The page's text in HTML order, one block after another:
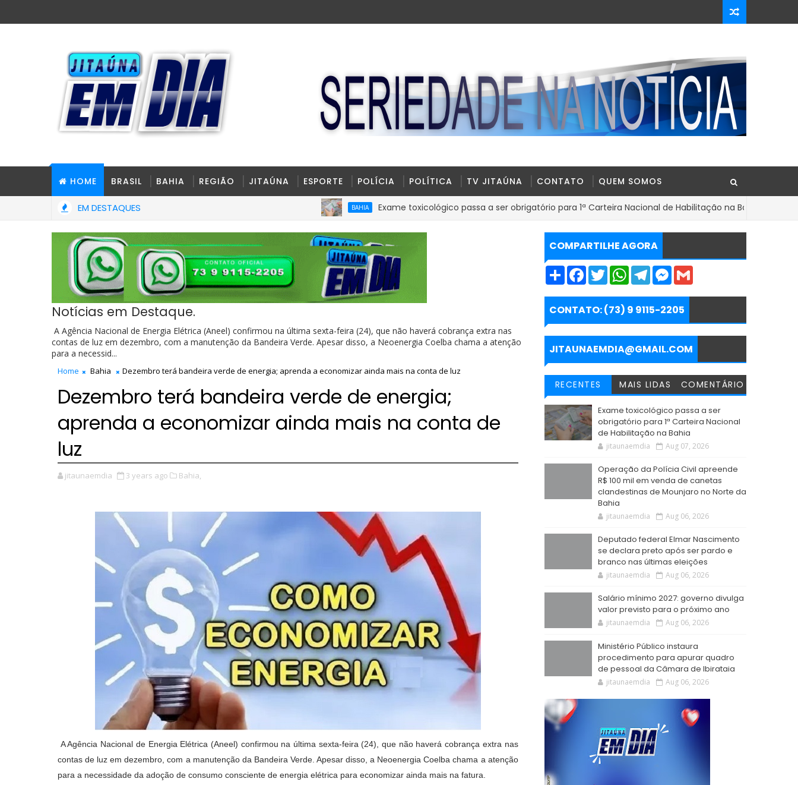
HOME BRASIL BAHIA REGIÃO JITAÚNA ESPORTE POLÍCIA POLÍTICA TV JITAÚNA CONTATO QUEM SOMOS
EM DESTAQUES Exame toxicológico passa a ser obrigatório para 1ª Carteira Nacional de Habilitação na Bahia
Notícias em Destaque.
A Agência Nacional de Energia Elétrica (Aneel) confirmou na última sexta-feira (24), que não haverá cobrança extra nas
contas de luz em dezembro, com a manutenção da Bandeira Verde. Apesar disso, a Neoenergia Coelba chama a atenção
para a necessid...
Home Bahia Dezembro terá bandeira verde de energia; aprenda a economizar ainda mais na conta de luz
Dezembro terá bandeira verde de energia;
aprenda a economizar ainda mais na conta de
luz
jitaunaemdia 3 years ago Bahia,
A Agência Nacional de Energia Elétrica (Aneel) confirmou na última sexta-feira (24), que não haverá cobrança extra nas
contas de luz em dezembro, com a manutenção da Bandeira Verde. Apesar disso, a Neoenergia Coelba chama a atenção
para a necessidade da adoção de consumo consciente de energia elétrica para economizar ainda mais na fatura.
COMPARTILHE AGORA
S
r
e
F
e
b
o
k
T
w
t
t
e
r
W
t
s
p
p
T
e
g
a
m
M
s
e
g
e
r
i
CONTATO: (73) 9 9115-2205
JITAUNAEMDIA@GMAIL.COM
RECENTES MAIS LIDAS COMENTÁRIO
Exame toxicológico passa a ser
obrigatório para 1ª Carteira Nacional
de Habilitação na Bahia
jitaunaemdia Aug 07, 2026
Operação da Polícia Civil apreende
R$ 100 mil em venda de canetas
clandestinas de Mounjaro no Norte da
Bahia
jitaunaemdia Aug 06, 2026
Deputado federal Elmar Nascimento
se declara preto após ser pardo e
branco nas últimas eleições
jitaunaemdia Aug 06, 2026
Salário mínimo 2027: governo divulga
valor previsto para o próximo ano
jitaunaemdia Aug 06, 2026
Ministério Público instaura
procedimento para apurar quadro
de pessoal da Câmara de Ibirataia
jitaunaemdia Aug 06, 2026